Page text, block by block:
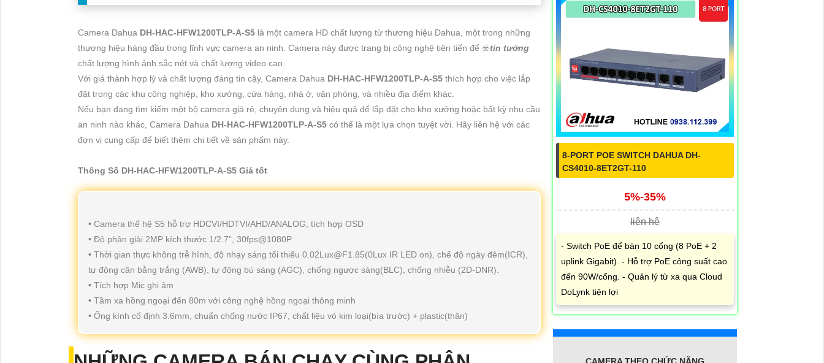
Camera Dahua DH-HAC-HFW1200TLP-A-S5 là một camera HD chất lượng từ thương hiệu Dahua, một trong những
thương hiệu hàng đầu trong lĩnh vực camera an ninh. Camera này được trang bị công nghệ tiên tiến để ☣️tin tưởng
chất lượng hình ảnh sắc nét và chất lượng video cao.
Với giá thành hợp lý và chất lượng đáng tin cậy, Camera Dahua DH-HAC-HFW1200TLP-A-S5 thích hợp cho việc lắp
đặt trong các khu công nghiệp, kho xưởng, cửa hàng, nhà ở, văn phòng, và nhiều địa điểm khác.
Nếu bạn đang tìm kiếm một bộ camera giá rẻ, chuyên dụng và hiệu quả để lắp đặt cho kho xưởng hoặc bất kỳ nhu cầu
an ninh nào khác, Camera Dahua DH-HAC-HFW1200TLP-A-S5 có thể là một lựa chọn tuyệt vời. Hãy liên hệ với các
đơn vị cung cấp để biết thêm chi tiết về sản phẩm này.
Thông Số DH-HAC-HFW1200TLP-A-S5 Giá tốt
• Camera thế hệ S5 hỗ trợ HDCVI/HDTVI/AHD/ANALOG, tích hợp OSD
• Độ phân giải 2MP kích thước 1/2.7”, 30fps@1080P
• Thời gian thực không trễ hình, độ nhạy sáng tối thiểu 0.02Lux@F1.85(0Lux IR LED on), chế độ ngày đêm(ICR),
tự động cân bằng trắng (AWB), tự động bù sáng (AGC), chống ngược sáng(BLC), chống nhiễu (2D-DNR).
• Tích hợp Mic ghi âm
• Tầm xa hồng ngoại đến 80m với công nghệ hồng ngoại thông minh
• Ống kính cố định 3.6mm, chuẩn chống nước IP67, chất liệu vỏ kim loại(bìa trước) + plastic(thân)
8-PORT POE SWITCH DAHUA DH-
CS4010-8ET2GT-110
5%-35%
liên hệ
- Switch PoE để bàn 10 cổng (8 PoE + 2
uplink Gigabit). - Hỗ trợ PoE công suất cao
đến 90W/cổng. - Quản lý từ xa qua Cloud
DoLynk tiện lợi